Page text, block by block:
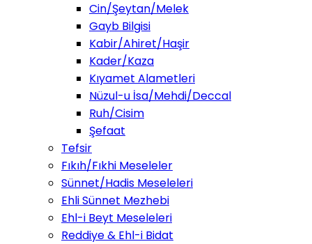
Cin/Şeytan/Melek
Gayb Bilgisi
Kabir/Ahiret/Haşir
Kader/Kaza
Kıyamet Alametleri
Nüzul-u İsa/Mehdi/Deccal
Ruh/Cisim
Şefaat
Tefsir
Fıkıh/Fıkhi Meseleler
Sünnet/Hadis Meseleleri
Ehli Sünnet Mezhebi
Ehl-i Beyt Meseleleri
Reddiye & Ehl-i Bidat